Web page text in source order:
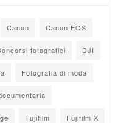
Canon Canon EOS
fotografici DJI
Fotografia di moda
Fujifilm Fujifilm X